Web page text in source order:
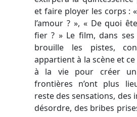
et faire ployer les corps :
l’amour ? », « De quoi
fier ? » Le film, dans ses
brouille les pistes,
appartient à la scène et
à la vie pour créer
frontières n’ont plus
reste des sensations, des
désordre, des bribes